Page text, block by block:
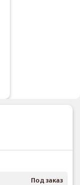
Под заказ